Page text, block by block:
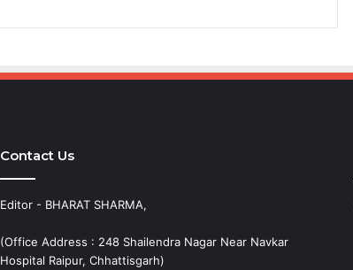
Contact Us
Editor - BHARAT SHARMA,
(Office Address : 248 Shailendra Nagar Near Navkar
Hospital Raipur, Chhattisgarh)